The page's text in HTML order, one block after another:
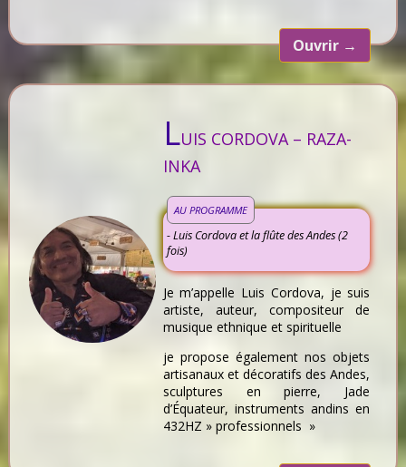
Ouvrir →
LUIS CORDOVA – RAZA-
INKA
AU PROGRAMME
- Luis Cordova et la flûte des Andes (2
fois)
Je m’appelle Luis Cordova, je suis
artiste, auteur, compositeur de
musique ethnique et spirituelle
je propose également nos objets
artisanaux et décoratifs des Andes,
sculptures en pierre, Jade
d’Équateur, instruments andins en
432HZ » professionnels »